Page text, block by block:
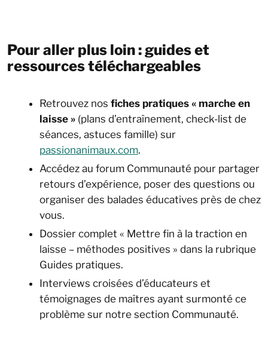
Pour aller plus loin : guides et
ressources téléchargeables
Retrouvez nos fiches pratiques « marche en
laisse » (plans d’entraînement, check-list de
séances, astuces famille) sur
passionanimaux.com.
Accédez au forum Communauté pour partager
retours d’expérience, poser des questions ou
organiser des balades éducatives près de chez
vous.
Dossier complet « Mettre fin à la traction en
laisse – méthodes positives » dans la rubrique
Guides pratiques.
Interviews croisées d’éducateurs et
témoignages de maîtres ayant surmonté ce
problème sur notre section Communauté.